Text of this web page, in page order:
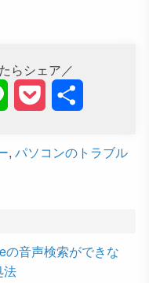
らシェア／
n
c
t
, パソコンのトラブル
音声検索ができな
法